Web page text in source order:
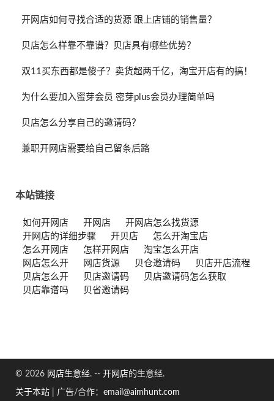
开网店如何寻找合适的货源 跟上店铺的销售量？
贝店怎么样靠不靠谱？贝店具有哪些优势？
双11买东西都是傻子？卖货超两千亿，淘宝开店有的搞！
为什么要加入蜜芽会员 密芽plus会员办理简单吗
贝店怎么分享自己的邀请码？
兼职开网店需要给自己留条后路
本站链接
如何开网店 开网店
开网店怎么找货源
开网店的详细步骤
开贝店
怎么开淘宝店
怎么开网店
怎样开网店
淘宝怎么开店
网店怎么开
网店货源 贝仓邀请码
贝店开店流程
贝店怎么开
贝店邀请码
贝店邀请码怎么获取
贝店靠谱吗
贝省邀请码
© 2026 网店生意经. -- 开网店 的生意经.
关于本站 广告/合作： email@aimhunt.com